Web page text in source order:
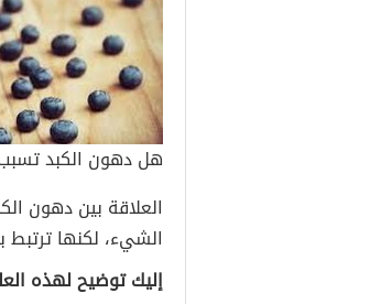
هل دهون الكبد
العلاقة بين دهون
الشيء، لكنها
إليك توضيح لهذه